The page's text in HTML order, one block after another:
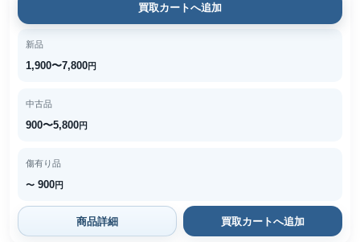
買取カートへ追加
新品
1,900〜7,800円
中古品
900〜5,800円
傷有り品
〜 900円
商品詳細 買取カートへ追加